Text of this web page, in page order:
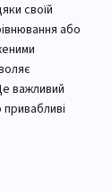
своїй
або
важливий